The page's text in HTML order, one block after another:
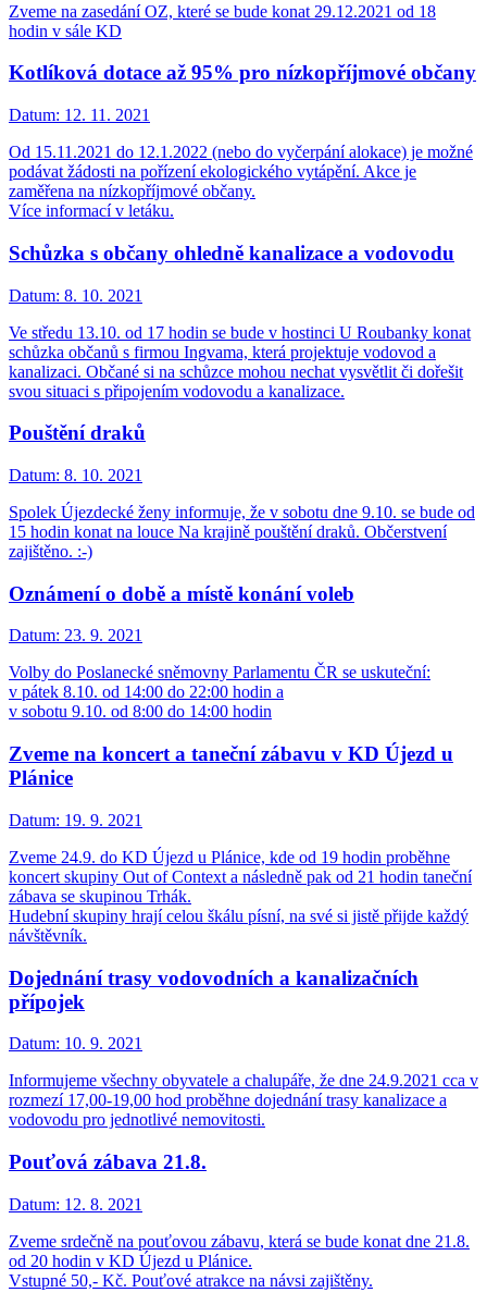
Zveme na zasedání OZ, které se bude konat 29.12.2021 od 18
hodin v sále KD
Kotlíková dotace až 95% pro nízkopříjmové občany
Datum: 12. 11. 2021
Od 15.11.2021 do 12.1.2022 (nebo do vyčerpání alokace) je možné
podávat žádosti na pořízení ekologického vytápění. Akce je
zaměřena na nízkopříjmové občany.
Více informací v letáku.
Schůzka s občany ohledně kanalizace a vodovodu
Datum: 8. 10. 2021
Ve středu 13.10. od 17 hodin se bude v hostinci U Roubanky konat
schůzka občanů s firmou Ingvama, která projektuje vodovod a
kanalizaci. Občané si na schůzce mohou nechat vysvětlit či dořešit
svou situaci s připojením vodovodu a kanalizace.
Pouštění draků
Datum: 8. 10. 2021
Spolek Újezdecké ženy informuje, že v sobotu dne 9.10. se bude od
15 hodin konat na louce Na krajině pouštění draků. Občerstvení
zajištěno. :-)
Oznámení o době a místě konání voleb
Datum: 23. 9. 2021
Volby do Poslanecké sněmovny Parlamentu ČR se uskuteční:
v pátek 8.10. od 14:00 do 22:00 hodin a
v sobotu 9.10. od 8:00 do 14:00 hodin
Zveme na koncert a taneční zábavu v KD Újezd u
Plánice
Datum: 19. 9. 2021
Zveme 24.9. do KD Újezd u Plánice, kde od 19 hodin proběhne
koncert skupiny Out of Context a následně pak od 21 hodin taneční
zábava se skupinou Trhák.
Hudební skupiny hrají celou škálu písní, na své si jistě přijde každý
návštěvník.
Dojednání trasy vodovodních a kanalizačních
přípojek
Datum: 10. 9. 2021
Informujeme všechny obyvatele a chalupáře, že dne 24.9.2021 cca v
rozmezí 17,00-19,00 hod proběhne dojednání trasy kanalizace a
vodovodu pro jednotlivé nemovitosti.
Pouťová zábava 21.8.
Datum: 12. 8. 2021
Zveme srdečně na pouťovou zábavu, která se bude konat dne 21.8.
od 20 hodin v KD Újezd u Plánice.
Vstupné 50,- Kč. Pouťové atrakce na návsi zajištěny.